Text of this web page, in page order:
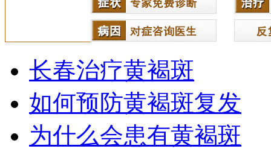
长春治疗黄褐斑
如何预防黄褐斑复发
为什么会患有黄褐斑